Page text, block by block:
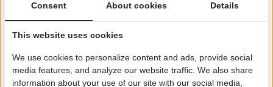
Zeeland, Middelburg
Der Park spielt mit verschiedenen Themen für Groß
Consent About cookies Details
This website uses cookies
We use cookies to personalize content and ads, provide social
media features, and analyze our website traffic. We also share
information about your use of our site with our social media,